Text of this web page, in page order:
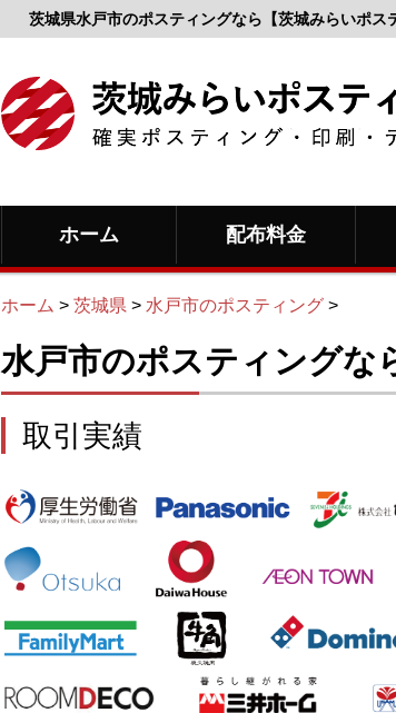
茨城県水戸市のポスティングなら【茨城みらいポス
ホーム 配布料金
ホーム > 茨城県 > 水戸市のポスティング >
水戸市のポスティングな
取引実績